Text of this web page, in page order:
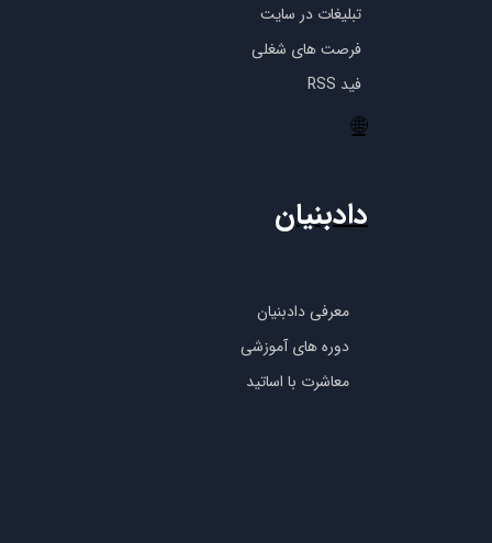
تبلیغات در سایت
فرصت های شغلی
فید RSS
🌐
معرفی دادبنیان
دوره های آموزشی
معاشرت با اساتید
دادبنیان